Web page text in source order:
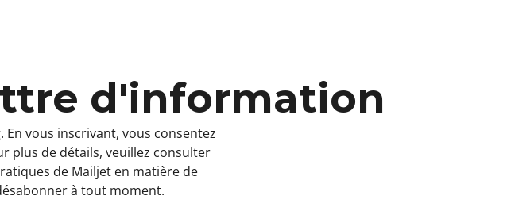
d'information
vous inscrivant, vous consentez
plus de détails, veuillez consulter
de Mailjet en matière de
à tout moment.